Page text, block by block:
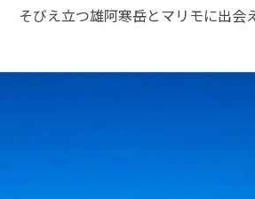
そびえ立つ雄阿寒岳とマリモに出会